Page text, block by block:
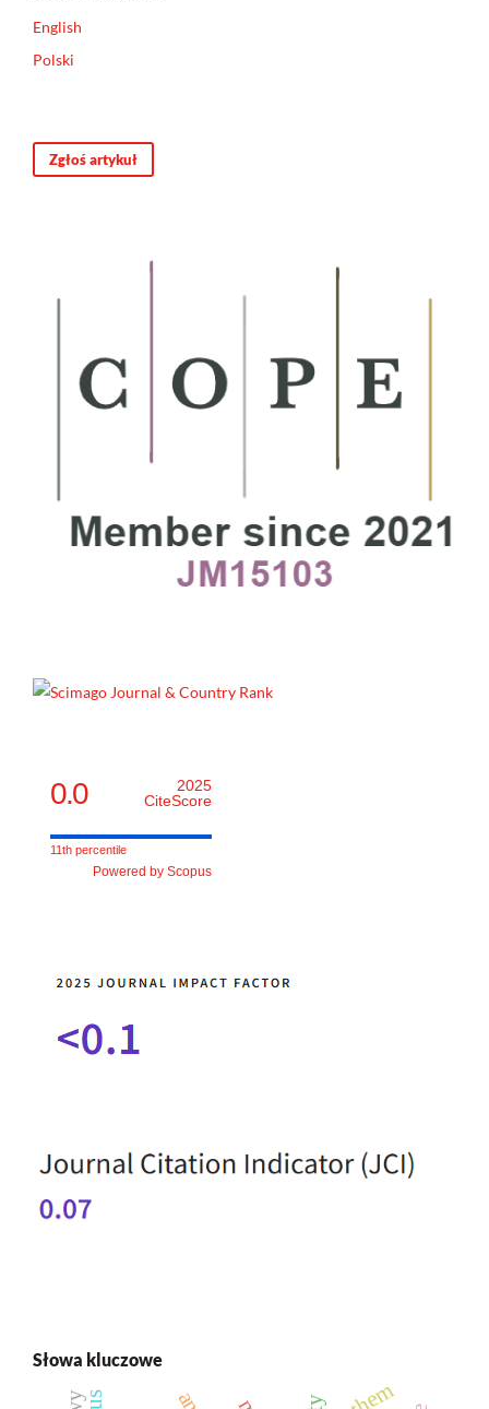
English
Polski
Zgłoś artykuł
0.0
2025
CiteScore
11th percentile
Powered by Scopus
Słowa kluczowe